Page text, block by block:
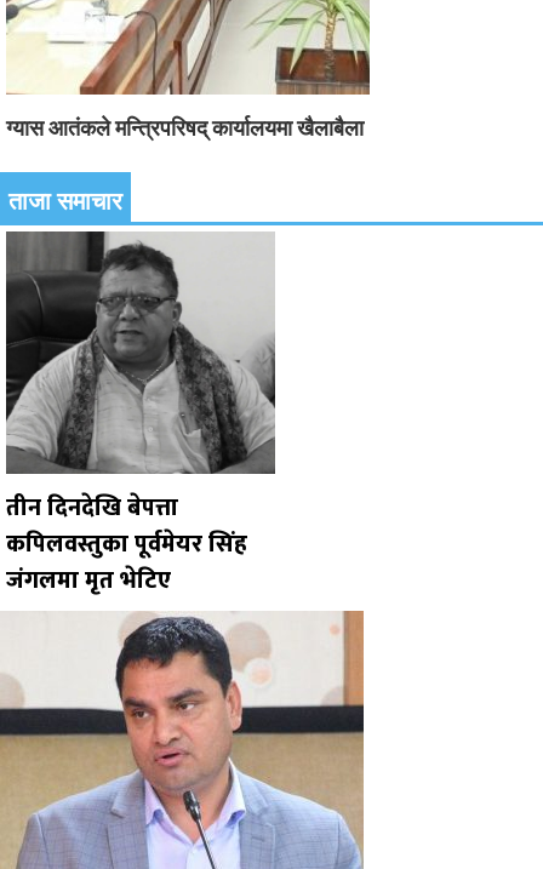
ग्यास आतंकले मन्त्रिपरिषद् कार्यालयमा खैलाबैला
ताजा समाचार
तीन दिनदेखि बेपत्ता
कपिलवस्तुका पूर्वमेयर सिंह
जंगलमा मृत भेटिए